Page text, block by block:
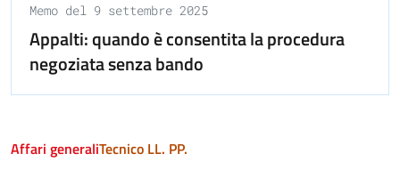
Memo del 9 settembre 2025
Appalti: quando è consentita la procedura
negoziata senza bando
Affari generaliTecnico LL. PP.